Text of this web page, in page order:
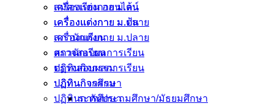
เครื่องแต่งกาย ม.ต้น
เครื่องแต่งกาย ม.ปลาย
สภานักเรียน
ตรวจสอบผลการเรียน
ปฏิทินกิจกรรม
ปฏิทินการศึกษา
ระดับประถมศึกษา/มัธยมศึกษา
สมัครเรียน ออนไลน์
เครื่องแต่งกาย ม.ต้น
เครื่องแต่งกาย ม.ปลาย
สภานักเรียน
ตรวจสอบผลการเรียน
ปฏิทินกิจกรรม
ปฏิทินการศึกษา